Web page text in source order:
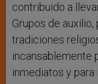
contribuido a
Grupos de
tradiciones
incansablemente
inmediatos y para